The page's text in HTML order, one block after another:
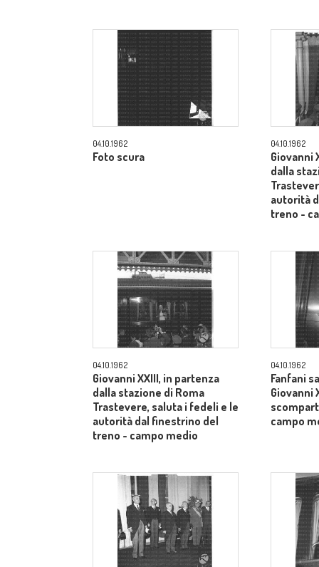
04.10.1962
Foto scura
04.10.1962
Giovanni
dalla
autorità
treno -
04.10.1962
Giovanni XXIII, in partenza
dalla stazione di Roma
Trastevere, saluta i fedeli e le
autorità dal finestrino del
treno - campo medio
04.10.1962
Fanfani
Giovanni
campo